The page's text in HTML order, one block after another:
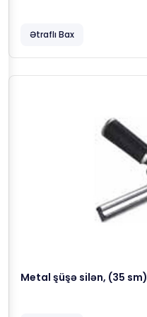
Ətraflı Bax
Metal şüşə silən, (35 sm)